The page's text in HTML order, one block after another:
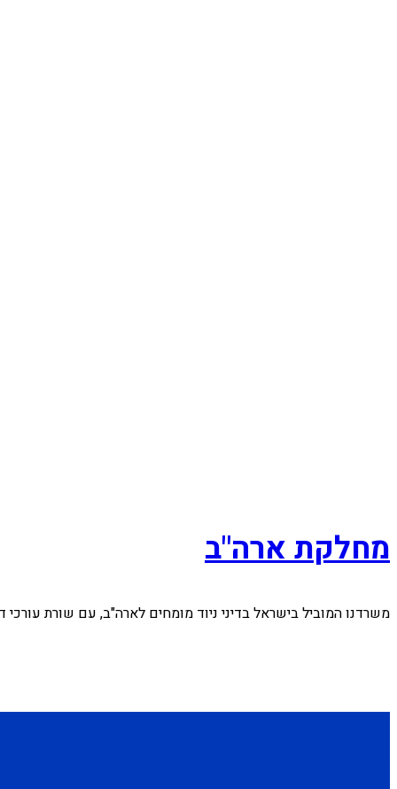
מחלקת ארה"ב
משרדנו המוביל בישראל בדיני ניוד מומחים לארה"ב, עם שורת עורכי